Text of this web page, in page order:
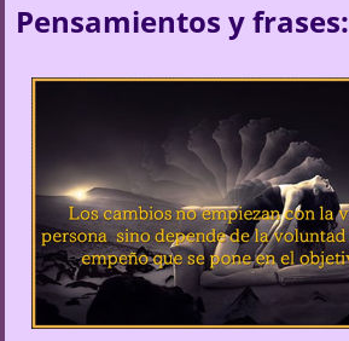
Pensamientos y frases: